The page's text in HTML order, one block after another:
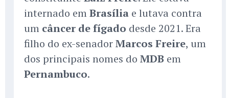
internado emBrasília e lutava contra
um câncer de fígado desde 2021. Era
filho do ex-senadorMarcos Freire, um
dos principais nomes do MDB em
Pernambuco.